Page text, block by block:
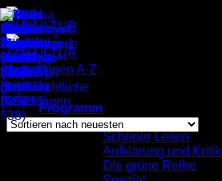
Zum
Inhalt
springen
Programm
komplett
Schöner Lesen
Aufklärung und Kritik
Die grüne Reihe
Autor*innen A-Z
Alle 2 Ergebnisse werden angezeigt
René Hamann